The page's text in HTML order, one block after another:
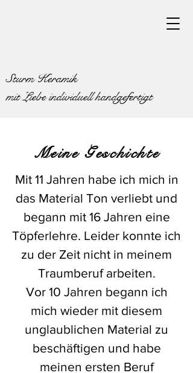
Sturm Keramik
mit Liebe individuell handgefertigt
Meine Geschichte
Mit 11 Jahren habe ich mich in
das Material Ton verliebt und
begann mit 16 Jahren eine
Töpferlehre. Leider konnte ich
zu der Zeit nicht in meinem
Traumberuf arbeiten.
Vor 10 Jahren begann ich
mich wieder mit diesem
unglaublichen Material zu
beschäftigen und habe
meinen ersten Beruf